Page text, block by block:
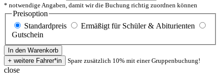
* notwendige Angaben, damit wir die Buchung richtig zuordnen können
Preisoption
Standardpreis
Ermäßigt für Schüler & Abiturienten
Gutschein
Spare zusätzlich 10% mit einer Gruppenbuchung!
close